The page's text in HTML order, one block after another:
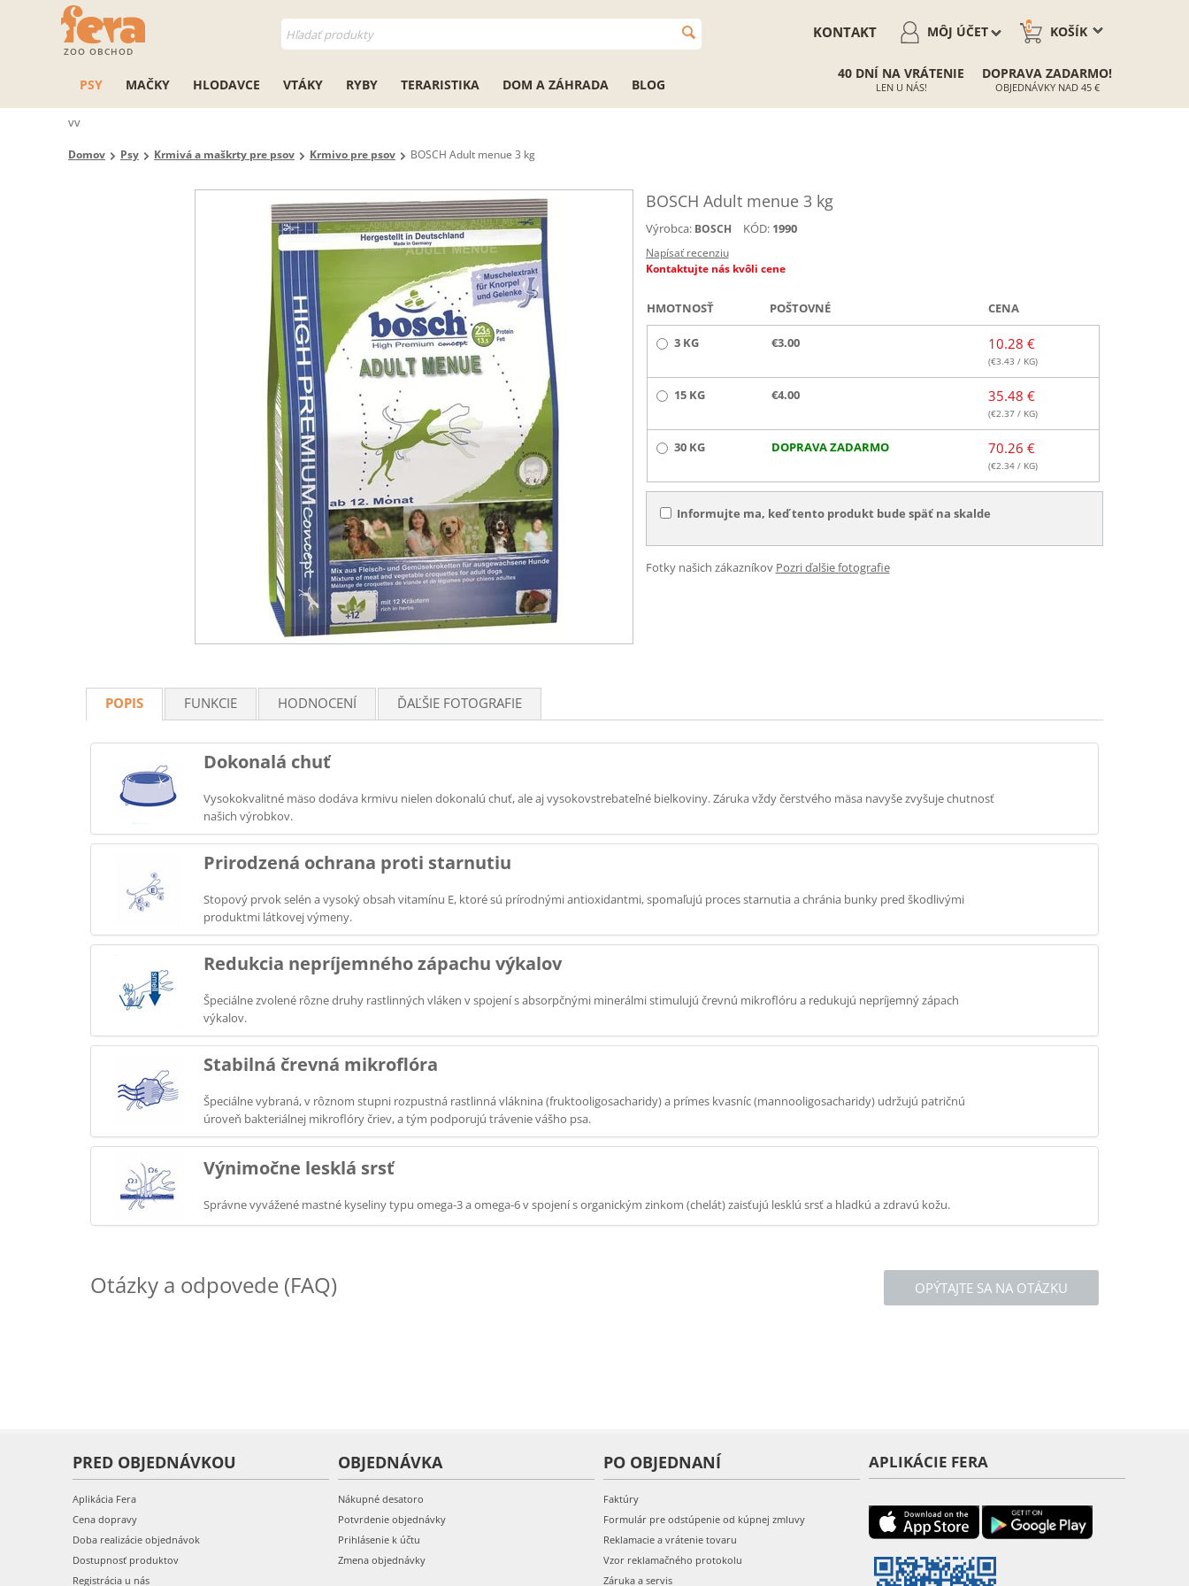
ZOO OBCHOD
KOŠÍK
0
MÔJ ÚČET
KONTAKT
PSY MAČKY HLODAVCE VTÁKY RYBY TERARISTIKA DOM A ZÁHRADA BLOG
40 DNÍ NA VRÁTENIE
LEN U NÁS!
DOPRAVA ZADARMO!
OBJEDNÁVKY NAD 45 €
vv
Domov Psy Krmivá a maškrty pre psov Krmivo pre psov BOSCH Adult menue 3 kg
BOSCH Adult menue 3 kg
Výrobca: BOSCH KÓD: 1990
Napísať recenziu
Kontaktujte nás kvôli cene
HMOTNOSŤ POŠTOVNÉ CENA
3 KG €3.00 10.28 €
(€3.43 / KG)
15 KG €4.00 35.48 €
(€2.37/ KG)
30 KG DOPRAVA ZADARMO 70.26 €
(€2.34/ KG)
Informujte ma, keď tento produkt bude späť na skalde
Fotky našich zákazníkov Pozri ďalšie fotografie
POPIS FUNKCIE HODNOCENÍ ĎAĽŠIE FOTOGRAFIE
Dokonalá chuť
Vysokokvalitné mäso dodáva krmivu nielen dokonalú chuť, ale aj vysokovstrebateľné bielkoviny. Záruka vždy čerstvého mäsa navyše zvyšuje chutnosť
našich výrobkov.
Prirodzená ochrana proti starnutiu
Stopový prvok selén a vysoký obsah vitamínu E, ktoré sú prírodnými antioxidantmi, spomaľujú proces starnutia a chránia bunky pred škodlivými
produktmi látkovej výmeny.
Redukcia nepríjemného zápachu výkalov
Špeciálne zvolené rôzne druhy rastlinných vláken v spojení s absorpčnými minerálmi stimulujú črevnú mikroflóru a redukujú nepríjemný zápach
výkalov.
Stabilná črevná mikroflóra
Špeciálne vybraná, v rôznom stupni rozpustná rastlinná vláknina (fruktooligosacharidy) a prímes kvasníc (mannooligosacharidy) udržujú patričnú
úroveň bakteriálnej mikroflóry čriev, a tým podporujú trávenie vášho psa.
Výnimočne lesklá srsť
Správne vyvážené mastné kyseliny typu omega-3 a omega-6 v spojení s organickým zinkom (chelát) zaisťujú lesklú srsť a hladkú a zdravú kožu.
OPÝTAJTE SA NA OTÁZKU
Otázky a odpovede (FAQ)
PRED OBJEDNÁVKOU
Aplikácia Fera
Cena dopravy
Doba realizácie objednávok
Dostupnosť produktov
Registrácia u nás
OBJEDNÁVKA
Nákupné desatoro
Potvrdenie objednávky
Prihlásenie k účtu
Zmena objednávky
PO OBJEDNANÍ
Faktúry
Formulár pre odstúpenie od kúpnej zmluvy
Reklamacie a vrátenie tovaru
Vzor reklamačného protokolu
Záruka a servis
APLIKÁCIE FERA